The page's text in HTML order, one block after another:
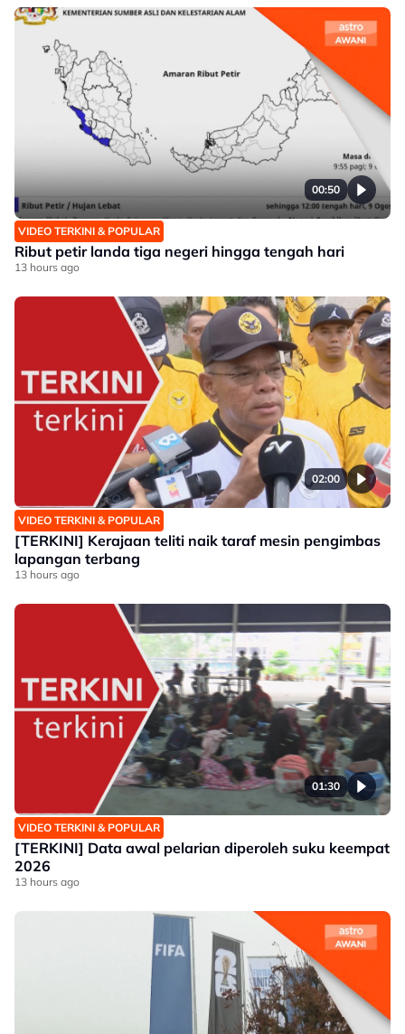
00:50
VIDEO TERKINI & POPULAR
Ribut petir landa tiga negeri hingga tengah hari
13 hours ago
02:00
VIDEO TERKINI & POPULAR
[TERKINI] Kerajaan teliti naik taraf mesin pengimbas
lapangan terbang
13 hours ago
01:30
VIDEO TERKINI & POPULAR
[TERKINI] Data awal pelarian diperoleh suku keempat
2026
13 hours ago